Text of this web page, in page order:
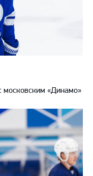
московским «Динамо»